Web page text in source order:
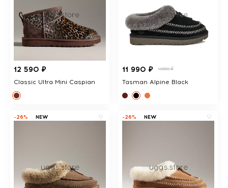
12 590 ₽
Classic Ultra Mini Caspian
11 990 ₽ 15990 ₽
Tasman Alpine Black
-26% NEW -26% NEW